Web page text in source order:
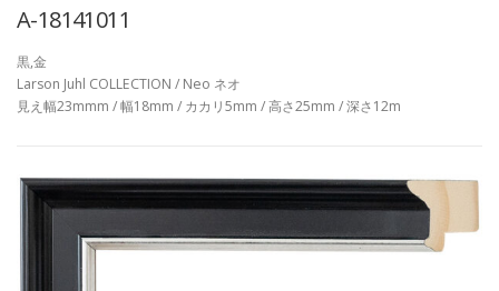
A-18141011
黒,金
Larson Juhl COLLECTION / Neo ネオ
見え幅23mmm / 幅18mm / カカリ5mm / 高さ25mm / 深さ12m